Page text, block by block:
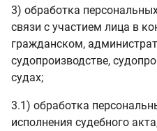
3) обработка
связи с участием лица в
гражданском,
судопроизводстве,
судах;
3.1) обработка
исполнения судебного